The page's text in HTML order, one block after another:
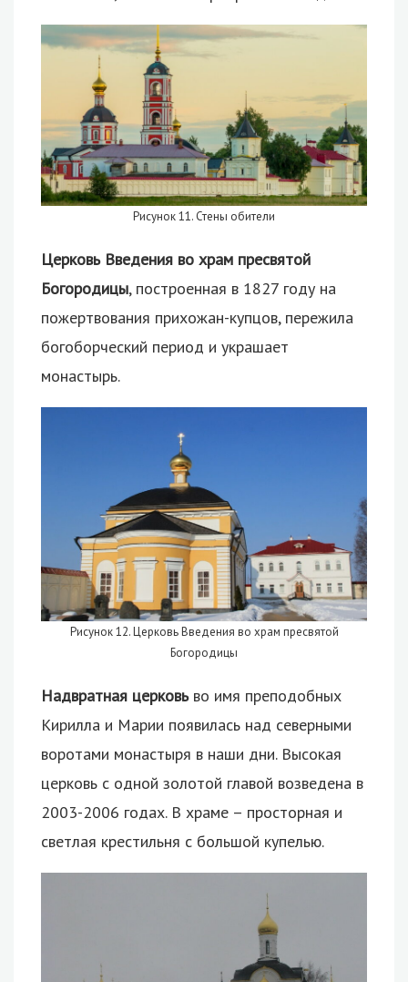
Рисунок 11. Стены обители
Церковь Введения во храм пресвятой
Богородицы, построенная в 1827 году на
пожертвования прихожан-купцов, пережила
богоборческий период и украшает
монастырь.
Рисунок 12. Церковь Введения во храм пресвятой
Богородицы
Надвратная церковьво имя преподобных
Кирилла и Марии появилась над северными
воротами монастыря в наши дни. Высокая
церковь с одной золотой главой возведена в
2003-2006 годах. В храме – просторная и
светлая крестильня с большой купелью.